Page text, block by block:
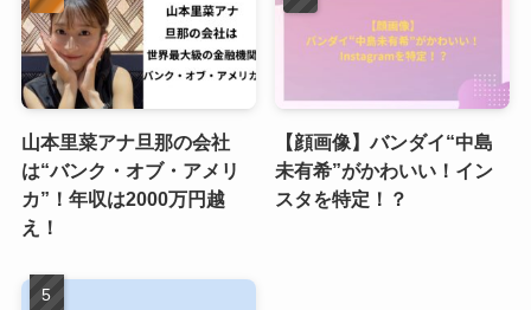
山本里菜アナ旦那の会社
は“バンク・オブ・アメリ
カ”！年収は2000万円越
え！
【顔画像】バンダイ“中島
未有希”がかわいい！イン
スタを特定！？